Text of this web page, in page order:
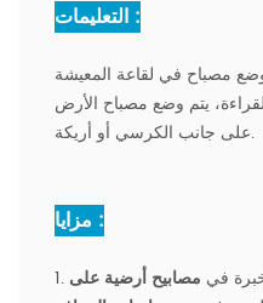
التعليمات :
مصباح في لقاعة المعيشة
يتم وضع مصباح الأرض
على جانب الكرسي أو أريكة.
مزايا :
مصابيح أرضية على